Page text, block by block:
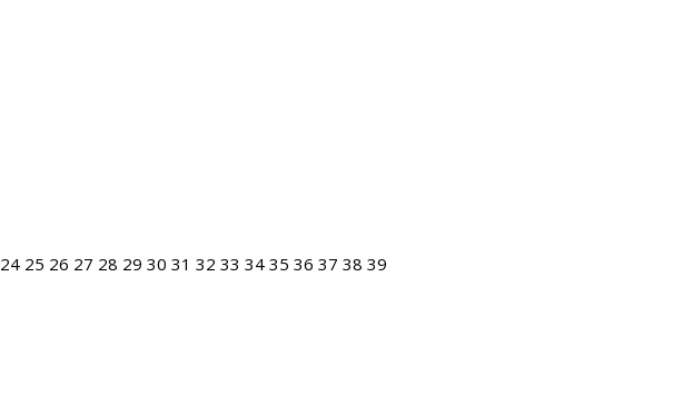
24 25 26 27 28 29 30 31 32 33 34 35 36 37 38 39